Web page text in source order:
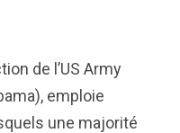
de l’US Army
emploie
une majorité